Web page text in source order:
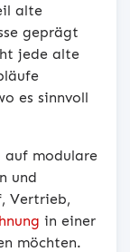
alte
geprägt
jede alte
es sinnvoll
auf modulare
und
Vertrieb,
in einer
möchten.